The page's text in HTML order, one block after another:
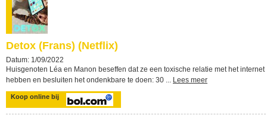
Detox (Frans) (Netflix)
Datum: 1/09/2022
Huisgenoten Léa en Manon beseffen dat ze een toxische relatie met het internet
hebben en besluiten het ondenkbare te doen: 30 ... Lees meer
Koop online bij